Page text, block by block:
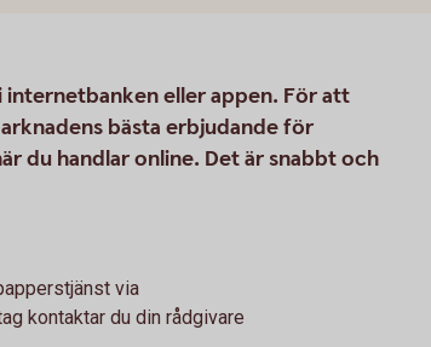
internetbanken eller appen. För att
bästa erbjudande för
du handlar online. Det är snabbt och
via
kontaktar du din rådgivare